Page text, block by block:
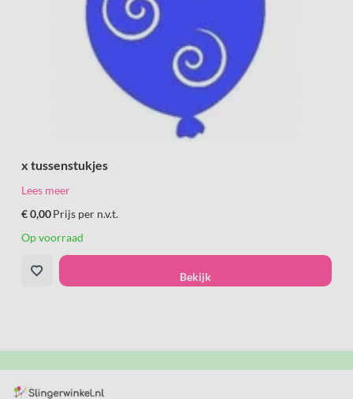
x tussenstukjes
Lees meer
€ 0,00Prijs per n.v.t.
Op voorraad
Bekijk